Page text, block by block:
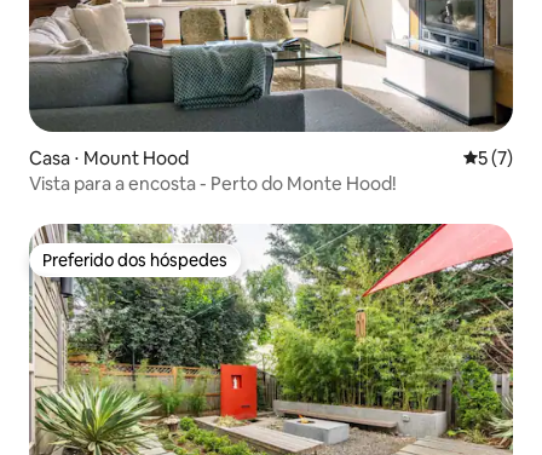
Casa ⋅ Mount Hood 5 de
5 (7)
Vista para a encosta - Perto do Monte Hood!
Preferido dos hóspedes
Preferido dos hóspedes